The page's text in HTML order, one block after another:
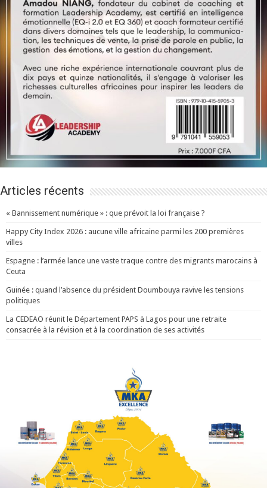
Articles récents
« Bannissement numérique » : que prévoit la loi française ?
Happy City Index 2026 : aucune ville africaine parmi les 200 premières
villes
Espagne : l’armée lance une vaste traque contre des migrants marocains à
Ceuta
Guinée : quand l’absence du président Doumbouya ravive les tensions
politiques
La CEDEAO réunit le Département PAPS à Lagos pour une retraite
consacrée à la révision et à la coordination de ses activités